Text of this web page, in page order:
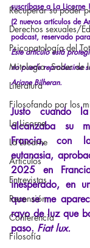
Recuperar su poder
Derechos sexuales/
Psicopatología del
Mitología - Saber de
Literatura
Filosofando por los
La Licorne
La Lucarne
Artículos
Entrevistas
Recensión
Conferencia
Filosofía
suscríbase a La Licorne !
(2 nuevos artículos de
podcast, reservado
Este artículo está
no puede reproducirse
Ariane Bilheran.
Justo cuando
alcanzaba su
Francia, con
eutanasia,
2025 en
inesperado, en
que se me
rayo de luz que
paso. Fiat lux.